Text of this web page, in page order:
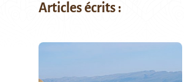
Articles écrits :